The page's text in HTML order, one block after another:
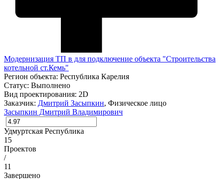
Модернизация ТП в для подключение объекта "Строительства
котельной ст.Кемь"
Регион объекта: Республика Карелия
Статус: Выполнено
Вид проектирования: 2D
Заказчик: Дмитрий Засыпкин, Физическое лицо
Засыпкин Дмитрий Владимирович
Удмуртская Республика
15
Проектов
/
11
Завершено